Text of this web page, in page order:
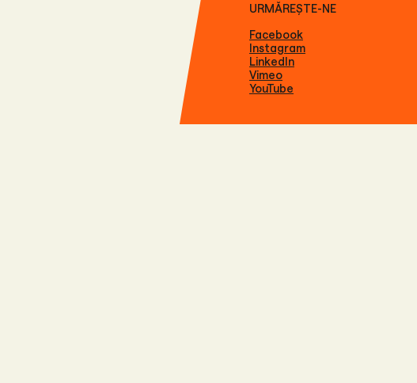
URMĂREȘTE-NE
Facebook
Instagram
LinkedIn
Vimeo
YouTube